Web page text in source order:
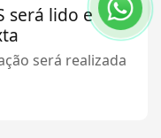
será lido e
será realizada